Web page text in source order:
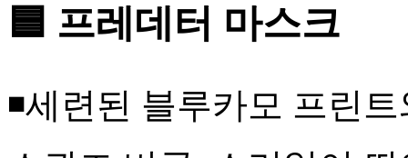
🟦 프레데터 마스크
◾세련된 블루카모 프린